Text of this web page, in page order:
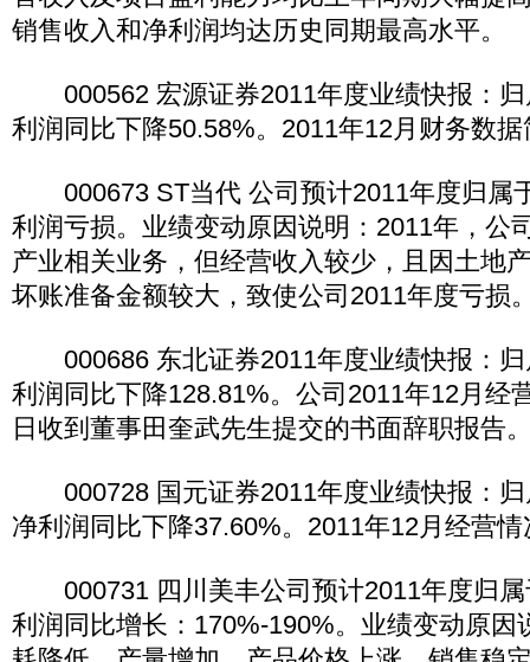
销售收入和净利润均达历史同期最高水平。
000562 宏源证券2011年度业绩快报：归
利润同比下降50.58%。2011年12月财务数据
000673 ST当代 公司预计2011年度归属
利润亏损。业绩变动原因说明：2011年，公
产业相关业务，但经营收入较少，且因土地
坏账准备金额较大，致使公司2011年度亏损
000686 东北证券2011年度业绩快报：归
利润同比下降128.81%。公司2011年12月经
日收到董事田奎武先生提交的书面辞职报告
000728 国元证券2011年度业绩快报：归
净利润同比下降37.60%。2011年12月经营情
000731 四川美丰公司预计2011年度归属
利润同比增长：170%-190%。业绩变动原因